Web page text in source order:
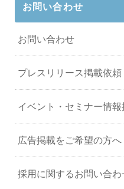
お問い合わせ
お問い合わせ
プレスリリース掲載依頼
イベント・セミナー情
広告掲載をご希望の方へ
採用に関するお問い合わ